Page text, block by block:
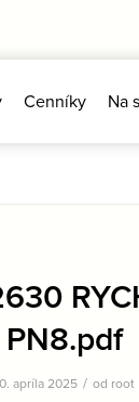
Cenníky Na
PN8.pdf
apríla 2025 / od root